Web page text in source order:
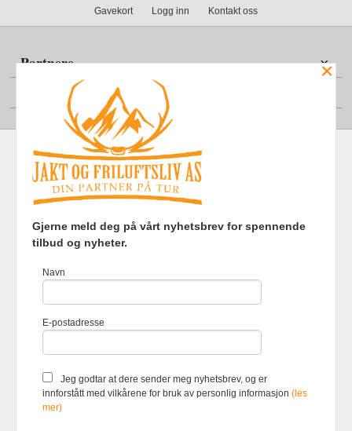
Gavekort Logg inn Kontakt oss
Partnere
Din konto
Frakt Kjøpsbetingelser Sikkerhet og personvern
Nyhetsbrev
Foretaksregisteret 920903363
du får en bedre kjøpsopplevelse og
bruker cookies hovedsaklig til å
hva du har puttet i handlekurven
din. Fortsett å bruke siden som
×
Gjerne meld deg på vårt nyhetsbrev for spennende
tilbud og nyheter.
Navn
E-postadresse
Jeg godtar at dere sender meg nyhetsbrev, og er
innforstått med vilkårene for bruk av personlig informasjon(les
mer)